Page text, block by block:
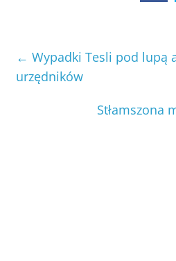
← Wypadki Tesli pod lupą
urzędników
Stłamszona